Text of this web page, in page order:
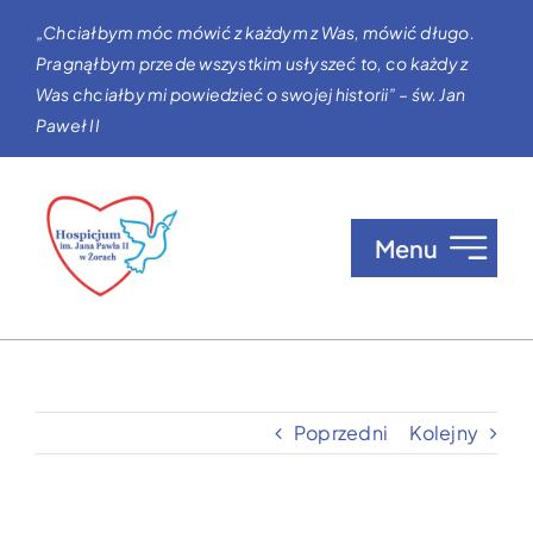
zawartości
„Chciałbym móc mówić z każdym z Was, mówić długo.
Pragnąłbym przede wszystkim usłyszeć to, co każdy z
Was chciałby mi powiedzieć o swojej historii” – św. Jan
Paweł II
Menu
Poprzedni Kolejny